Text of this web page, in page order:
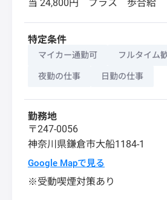
当 24,800円 プラス 歩合給
特定条件
マイカー通勤可 フルタイム
夜勤の仕事 日勤の仕事
勤務地
〒247-0056
神奈川県鎌倉市大船1184-1
Google Mapで見る
※受動喫煙対策あり